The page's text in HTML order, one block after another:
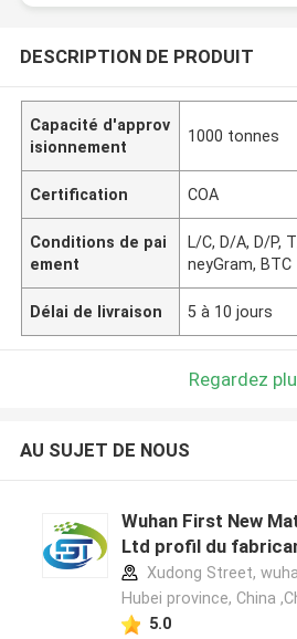
DESCRIPTION DE PRODUIT
Capacité d'approv
isionnement
1000 tonnes
Certification COA
Conditions de pai
ement
L/C, D/A, D/P,
neyGram, BTC
Délai de livraison 5 à 10 jours
Regardez
AU SUJET DE NOUS
Wuhan First New
Ltd profil du
Xudong Street,
Hubei province, China
5.0